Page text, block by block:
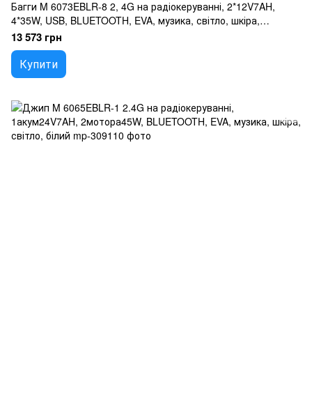
Багги M 6073EBLR-8 2, 4G на радіокеруванні, 2*12V7AH,
4*35W, USB, BLUETOOTH, EVA, музика, світло, шкіра,
рожевий
13 573 грн
Купити